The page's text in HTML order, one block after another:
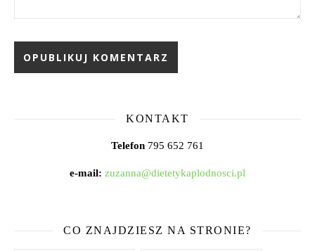
KONTAKT
Telefon 795 652 761
e-mail: zuzanna@dietetykaplodnosci.pl
CO ZNAJDZIESZ NA STRONIE?